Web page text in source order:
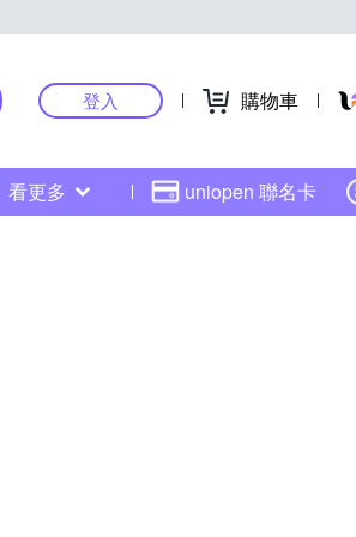
登入 購物車
看更多 uniopen 聯名卡